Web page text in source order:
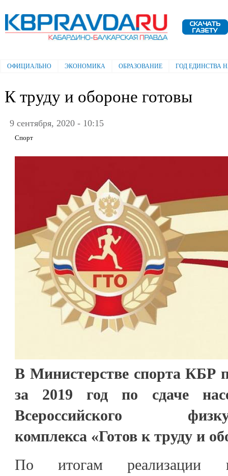
Электронная газета "Кабардино-
Балкарская правда"
Главное меню
ОФИЦИАЛЬНО ЭКОНОМИКА ОБРАЗОВАНИЕ ГОД ЕДИНСТВА
К труду и обороне готовы
9 сентября, 2020 - 10:15
Спорт
В Министерстве спорта КБР
за 2019 год по сдаче
Всероссийского
комплекса «Готов к труду и
По итогам реализации